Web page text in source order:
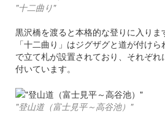
"十二曲り"
黒沢橋を渡ると本格的な登りに入りま
「十二曲り」はジグザグと道が付け
で立て札が設置されており、それぞ
付いています。
"登山道（富士見平～高谷池）"